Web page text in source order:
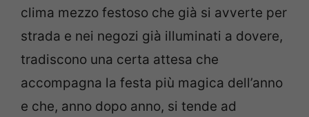
clima mezzo festoso che già si avverte per
strada e nei negozi già illuminati a dovere,
tradiscono una certa attesa che
accompagna la festa più magica dell’anno
e che, anno dopo anno, si tende ad